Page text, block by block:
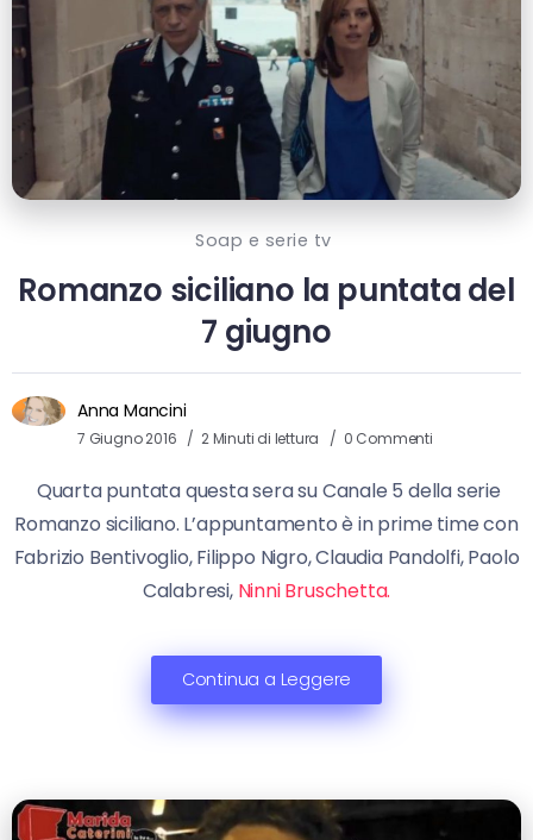
Soap e serie tv
Romanzo siciliano la puntata del
7 giugno
Anna Mancini
7 Giugno 2016 2 Minuti di lettura 0 Commenti
Quarta puntata questa sera su Canale 5 della serie
Romanzo siciliano. L’appuntamento è in prime time con
Fabrizio Bentivoglio, Filippo Nigro, Claudia Pandolfi, Paolo
Calabresi,Ninni Bruschetta.
Continua a Leggere